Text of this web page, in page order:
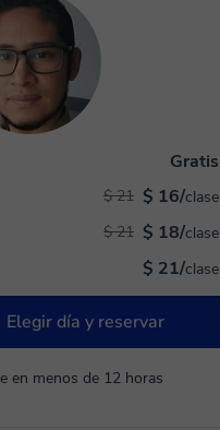
Gratis
$ 16/clase
$ 21
$ 18/clase
$ 21
$ 21/clase
Elegir día y reservar
en menos de 12 horas